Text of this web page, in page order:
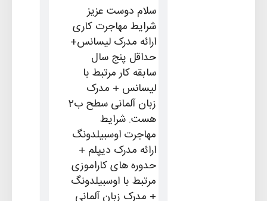
سلام دوست عزیز
شرایط مهاجرت کاری
ارائه مدرک لیسانس+
حداقل پنج سال
سابقه کار مرتبط با
لیسانس + مدرک
زبان آلمانی سطح ب2
هست. شرایط
مهاجرت اوسبیلدونگ
ارائه مدرک دیپلم +
حدوره های کاراموزی
مرتبط با اوسبیلدونگ
+ مدرک زبان آلمانی